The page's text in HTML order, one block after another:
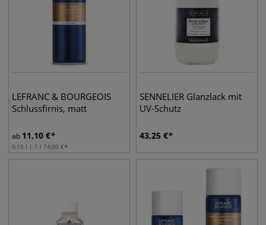
LEFRANC & BOURGEOIS
Schlussfirnis, matt
ab 11,10 €
0,15 l | 1 l 74,00 €
SENNELIER Glanzlack mit
UV-Schutz
43,25 €